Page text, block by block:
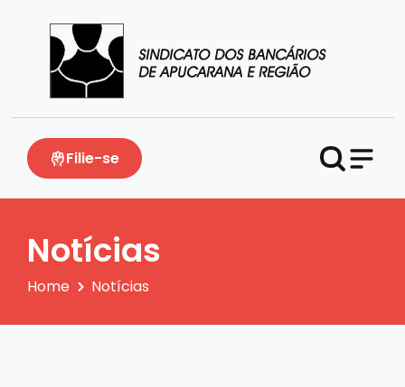
Filie-se
Notícias
Home Notícias